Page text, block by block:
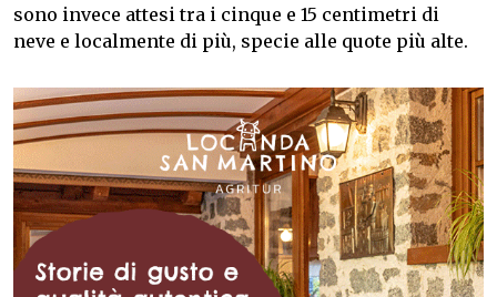
sono invece attesi tra i cinque e 15 centimetri di
neve e localmente di più, specie alle quote più alte.